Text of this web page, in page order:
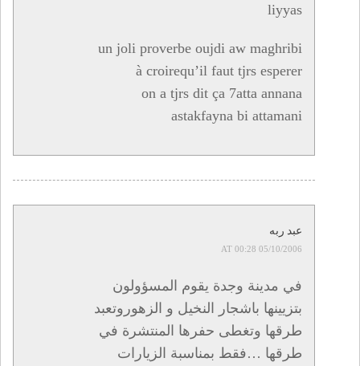
liyyas
un joli proverbe oujdi aw maghribi
à croirequ’il faut tjrs esperer
on a tjrs dit ça 7atta annana
astakfayna bi attamani
عبد ربه
05/10/2006 AT 00:28
في مدينة وجدة يقوم المسؤولون
بتزيينها باشجار النخيل و الزهوروتعبد
طرقها وتغطى حفرها المنتشرة في
طرقها …فقط بمناسبة الزيارات